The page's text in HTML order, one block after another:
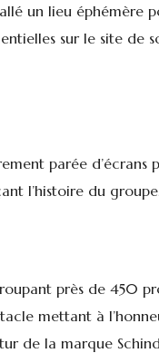
un lieu éphémère
sur le site de
parée d’écrans
l’histoire du
près de 450
mettant à
de la marque